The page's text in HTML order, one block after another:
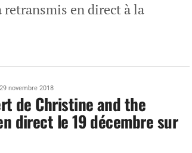
retransmis en direct à la
29 novembre 2018
de Christine and the
direct le 19 décembre sur